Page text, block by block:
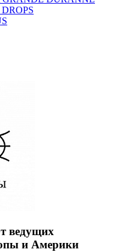
ведущих
и Америки